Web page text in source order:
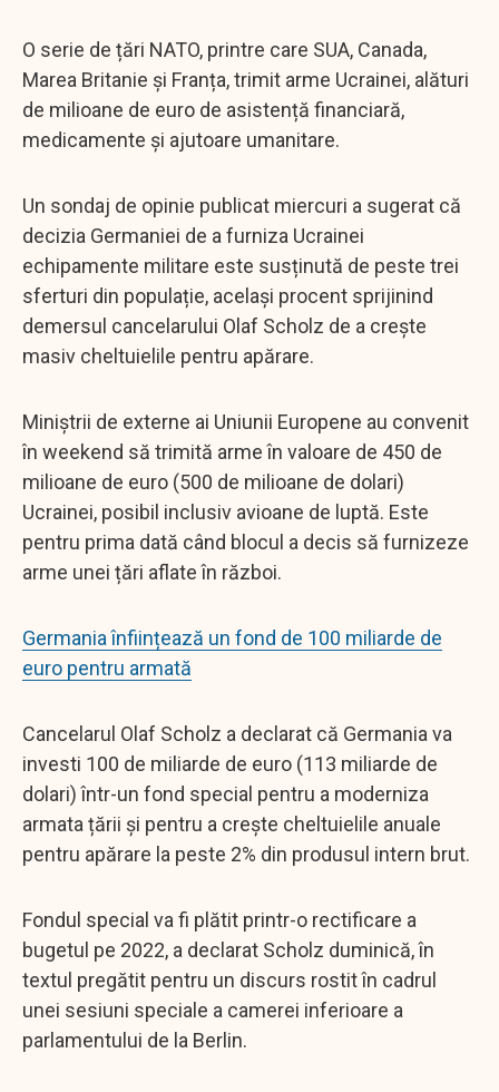
O serie de țări NATO, printre care SUA, Canada,
Marea Britanie și Franța, trimit arme Ucrainei, alături
de milioane de euro de asistență financiară,
medicamente și ajutoare umanitare.
Un sondaj de opinie publicat miercuri a sugerat că
decizia Germaniei de a furniza Ucrainei
echipamente militare este susținută de peste trei
sferturi din populație, același procent sprijinind
demersul cancelarului Olaf Scholz de a crește
masiv cheltuielile pentru apărare.
Miniștrii de externe ai Uniunii Europene au convenit
în weekend să trimită arme în valoare de 450 de
milioane de euro (500 de milioane de dolari)
Ucrainei, posibil inclusiv avioane de luptă. Este
pentru prima dată când blocul a decis să furnizeze
arme unei țări aflate în război.
Germania înființează un fond de 100 miliarde de
euro pentru armată
Cancelarul Olaf Scholz a declarat că Germania va
investi 100 de miliarde de euro (113 miliarde de
dolari) într-un fond special pentru a moderniza
armata țării și pentru a crește cheltuielile anuale
pentru apărare la peste 2% din produsul intern brut.
Fondul special va fi plătit printr-o rectificare a
bugetul pe 2022, a declarat Scholz duminică, în
textul pregătit pentru un discurs rostit în cadrul
unei sesiuni speciale a camerei inferioare a
parlamentului de la Berlin.